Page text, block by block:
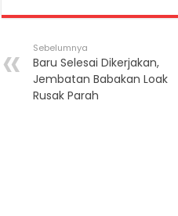
Sebelumnya
Baru Selesai Dikerjakan,
Jembatan Babakan Loak
Rusak Parah